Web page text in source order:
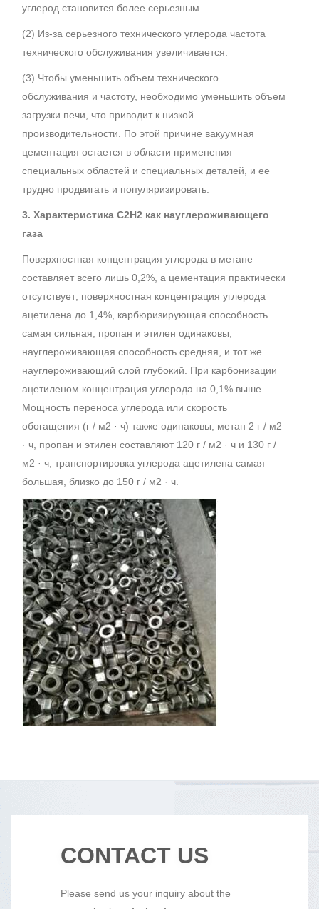
углерод становится более серьезным.
(2) Из-за серьезного технического углерода частота
технического обслуживания увеличивается.
(3) Чтобы уменьшить объем технического
обслуживания и частоту, необходимо уменьшить объем
загрузки печи, что приводит к низкой
производительности. По этой причине вакуумная
цементация остается в области применения
специальных областей и специальных деталей, и ее
трудно продвигать и популяризировать.
3. Характеристика C2H2 как науглероживающего
газа
Поверхностная концентрация углерода в метане
составляет всего лишь 0,2%, а цементация практически
отсутствует; поверхностная концентрация углерода
ацетилена до 1,4%, карбюризирующая способность
самая сильная; пропан и этилен одинаковы,
науглероживающая способность средняя, и тот же
науглероживающий слой глубокий. При карбонизации
ацетиленом концентрация углерода на 0,1% выше.
Мощность переноса углерода или скорость
обогащения (г / м2 · ч) также одинаковы, метан 2 г / м2
· ч, пропан и этилен составляют 120 г / м2 · ч и 130 г /
м2 · ч, транспортировка углерода ацетилена самая
большая, близко до 150 г / м2 · ч.
CONTACT US
Please send us your inquiry about the